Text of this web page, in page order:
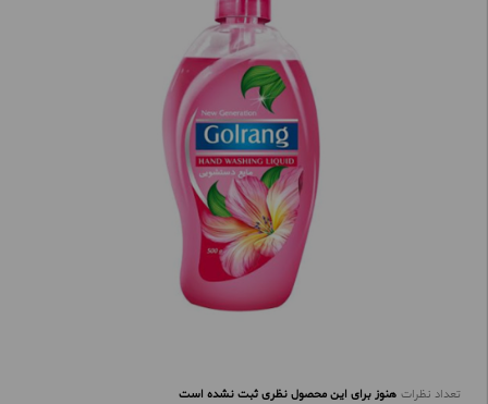
تعداد نظرات هنوز برای این محصول نظری ثبت نشده است